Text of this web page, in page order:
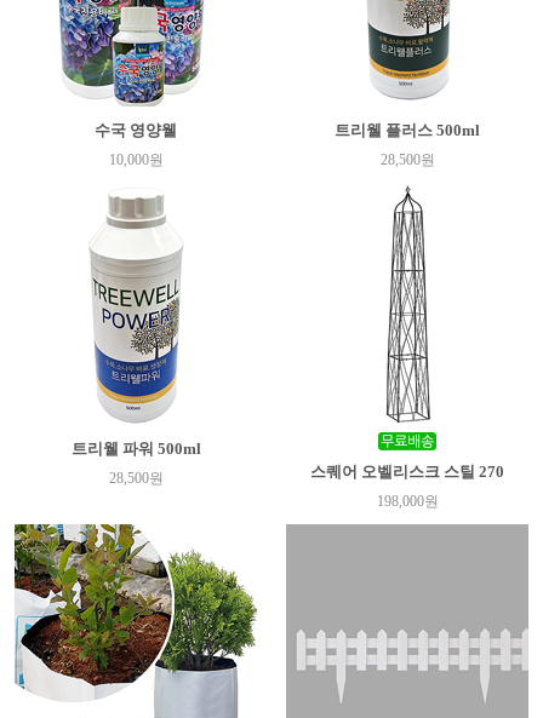
수국 영양웰
10,000원
트리웰 플러스 500ml
28,500원
트리웰 파워 500ml
28,500원 스퀘어 오벨리스크 스틸 270
198,000원